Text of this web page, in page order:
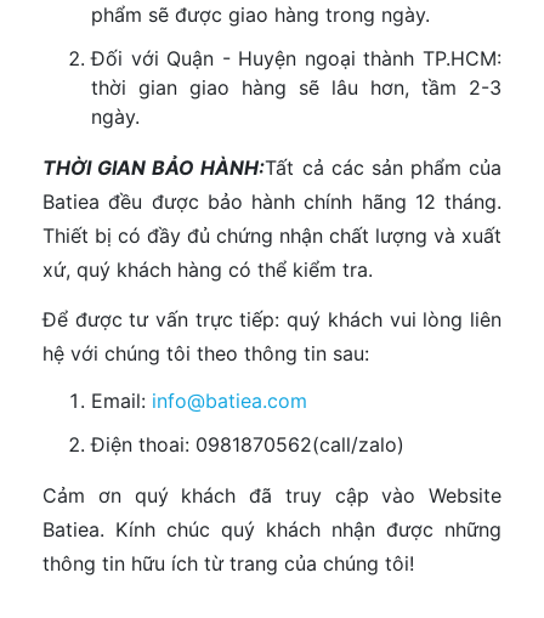
phẩm sẽ được giao hàng trong ngày.
Đối với Quận - Huyện ngoại thành TP.HCM:
thời gian giao hàng sẽ lâu hơn, tầm 2-3
ngày.
THỜI GIAN BẢO HÀNH:Tất cả các sản phẩm của
Batiea đều được bảo hành chính hãng 12 tháng.
Thiết bị có đầy đủ chứng nhận chất lượng và xuất
xứ, quý khách hàng có thể kiểm tra.
Để được tư vấn trực tiếp: quý khách vui lòng liên
hệ với chúng tôi theo thông tin sau:
Email: info@batiea.com
Điện thoai: 0981870562(call/zalo)
Cảm ơn quý khách đã truy cập vào Website
Batiea. Kính chúc quý khách nhận được những
thông tin hữu ích từ trang của chúng tôi!